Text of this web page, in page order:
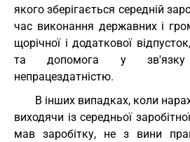
якого зберігається середній
час виконання державних і
щорічної і додаткової
та допомога у
непрацездатністю.
В інших випадках, коли
виходячи із середньої
мав заробітку, не з вини